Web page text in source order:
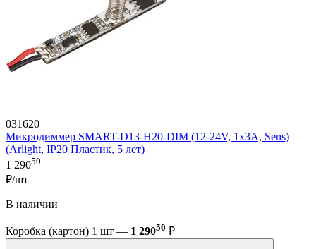
031620
Микродиммер SMART-D13-H20-DIM (12-24V, 1x3A, Sens)
(Arlight, IP20 Пластик, 5 лет)
1 29050
₽/шт
В наличии
Коробка (картон) 1 шт — 1 29050 ₽